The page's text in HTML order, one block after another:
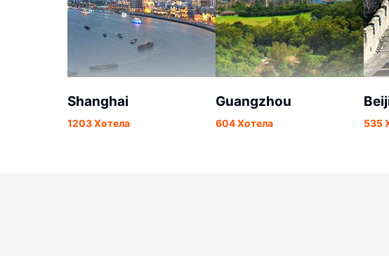
Shanghai
1203 Хотела
Guangzhou
604 Хотела 535